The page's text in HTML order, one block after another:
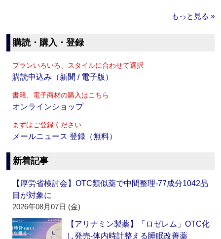
もっと見る »
購読・購入・登録
プランいろいろ、スタイルに合わせて選択
購読申込み（新聞 / 電子版）
書籍、電子商材の購入はこちら
オンラインショップ
まずはご登録ください
メールニュース 登録（無料）
新着記事
【厚労省検討会】OTC類似薬で中間整理‐77成分1042品
目が対象に
2026年08月07日 (金)
【アリナミン製薬】「ロゼレム」OTC化
し発売‐体内時計整える睡眠改善薬